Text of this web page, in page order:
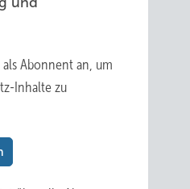
Abonnent an, um
Inhalte zu